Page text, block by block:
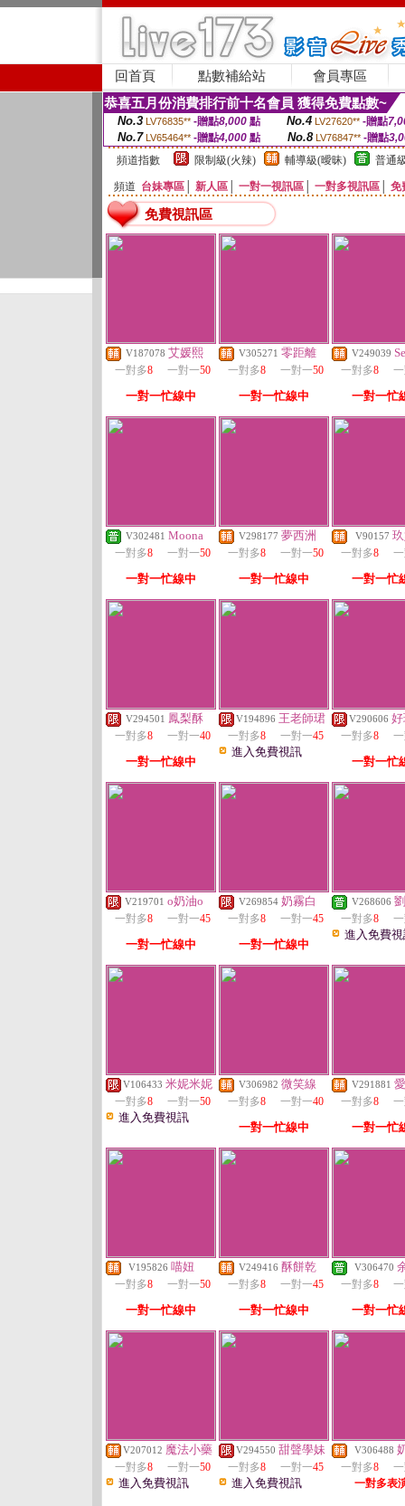
回首頁 點數補給站 會員專區
恭喜五月份消費排行前十名會員 獲得免費點數~
No.3 LV76835** -贈點8,000點 No.4 LV27620** -贈點
No.7 LV65464** -贈點4,000 點 No.8 LV76847** -贈點
頻道指數
限制級(火辣) 輔導級(曖昧) 普通
頻道 台妹專區 新人區 一對一視訊區 一對多視訊區 免
免費視訊區
V187078 艾媛熙
一對多8 一對一50
一對一忙線中
V305271 零距離
一對多8 一對一50
一對一忙線中
V249039
一對多8
一對一忙
V302481 Moona
一對多8 一對一50
一對一忙線中
V298177 夢西洲
一對多8 一對一50
一對一忙線中
V90157
一對多8
一對一忙
V294501 鳳梨酥
一對多8 一對一40
一對一忙線中
V194896 王老師珺
一對多8 一對一45
進入免費視訊
V290606
一對多8
一對一忙
V219701 o奶油o
一對多8 一對一45
一對一忙線中
V269854 奶霧白
一對多8 一對一45
一對一忙線中
V268606
一對多8
進入免費
V106433 米妮米妮
一對多8 一對一50
進入免費視訊
V306982 微笑線
一對多8 一對一40
一對一忙線中
V291881
一對多8
一對一忙
V195826 喵妞
一對多8 一對一50
一對一忙線中
V249416 酥餅乾
一對多8 一對一45
一對一忙線中
V306470
一對多8
一對一忙
V207012 魔法小藥
一對多8 一對一50
進入免費視訊
V294550 甜聲學妹
一對多8 一對一45
進入免費視訊
V306488
一對多8
一對多表